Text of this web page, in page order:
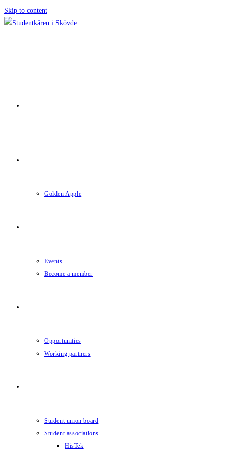
Skip to content
Golden Apple
Events
Become a member
Opportunities
Working partners
Student union board
Student associations
HisTek